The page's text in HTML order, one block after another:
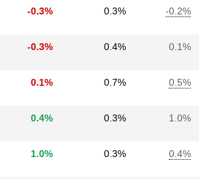
-0.3% 0.3% -0.2%
-0.3% 0.4% 0.1%
0.1% 0.7% 0.5%
0.4% 0.3% 1.0%
1.0% 0.3% 0.4%